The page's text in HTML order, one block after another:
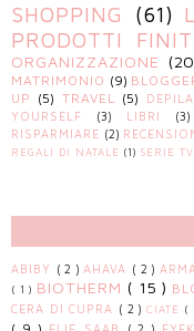
SHOPPING (61)
PRODOTTI
ORGANIZZAZIONE
MATRIMONIO (9)
UP (5) TRAVEL (5)
YOURSELF
(3) LIBRI (3)
RISPARMIARE (2)
REGALI DI NATALE (1) SERIE TV
ABIBY ( 2 ) AHAVA ( 2 )
( 1 ) BIOTHERM ( 15 )
CERA DI CUPRA ( 2 ) CIATÈ (